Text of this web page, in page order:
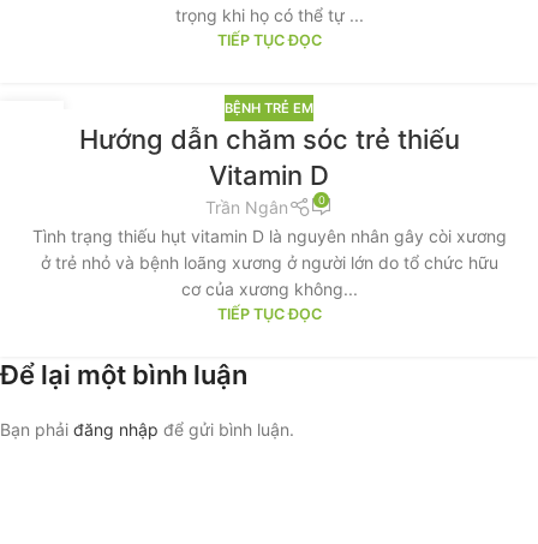
trọng khi họ có thể tự ...
TIẾP TỤC ĐỌC
BỆNH TRẺ EM
Hướng dẫn chăm sóc trẻ thiếu
Vitamin D
Trần Ngân 0
Tình trạng thiếu hụt vitamin D là nguyên nhân gây còi xương
ở trẻ nhỏ và bệnh loãng xương ở người lớn do tổ chức hữu
cơ của xương không...
TIẾP TỤC ĐỌC
Để lại một bình luận
Bạn phải đăng nhập để gửi bình luận.